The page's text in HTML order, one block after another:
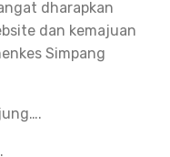
dharapkan
dan kemajuan
Simpang